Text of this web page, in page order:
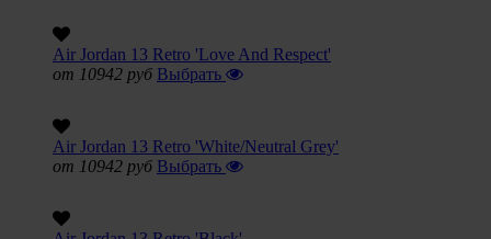
Air Jordan 13 Retro 'Love And Respect'
от 10942 руб Выбрать
Air Jordan 13 Retro 'White/Neutral Grey'
от 10942 руб Выбрать